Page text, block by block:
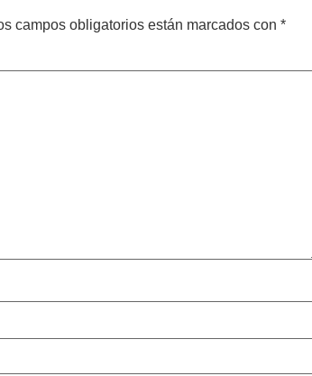
campos obligatorios están marcados con *